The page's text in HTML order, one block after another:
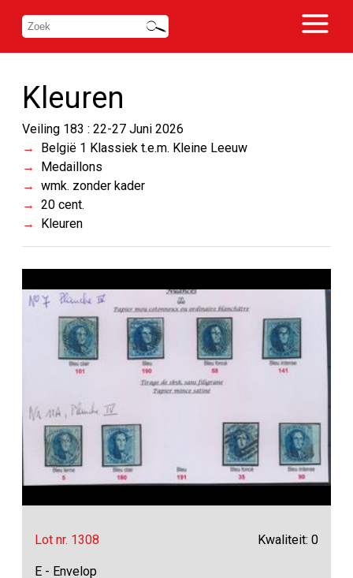
Kleuren
Veiling 183 : 22-27 Juni 2026
België 1 Klassiek t.e.m. Kleine Leeuw
Medaillons
wmk. zonder kader
20 cent.
Kleuren
Lot nr. 1308 Kwaliteit: 0
E - Envelop